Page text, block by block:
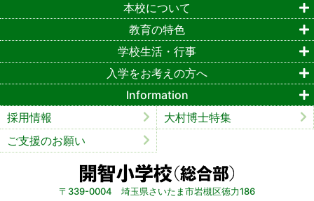
〒339-0004 埼玉県さいたま市岩槻区徳力186
本校について
教育の特色
学校生活・行事
入学をお考えの方へ
Information
採用情報
大村博士特集
ご支援のお願い